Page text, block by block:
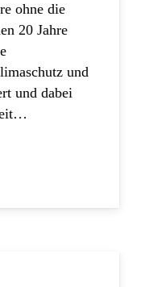
ohne die
20 Jahre
und
und dabei